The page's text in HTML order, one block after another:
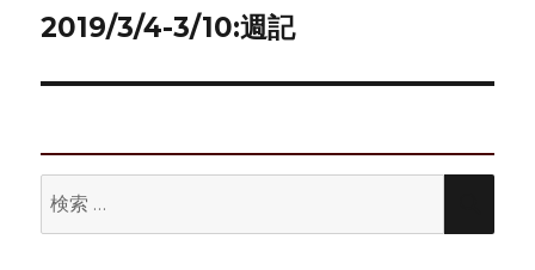
ゲ
ー
ョ
ン
次
投
2019/3/4-3/10:週記
索